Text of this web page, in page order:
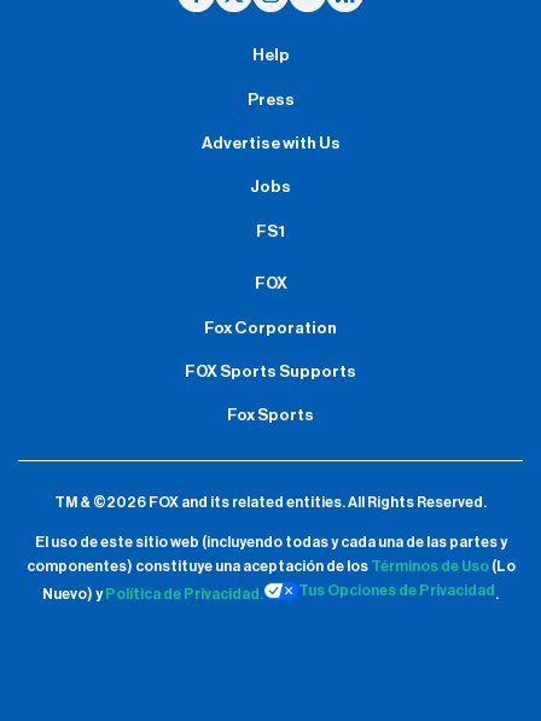
Help
Press
Advertise with Us
Jobs
FS1
FOX
Fox Corporation
FOX Sports Supports
Fox Sports
TM & ©2026 FOX and its related entities.All Rights Reserved.
El uso de este sitio web (incluyendo todas y cada una de las partes y
componentes) constituye una aceptación de los Términos de Uso(Lo
Nuevo) y Política de Privacidad. Tus Opciones de Privacidad .